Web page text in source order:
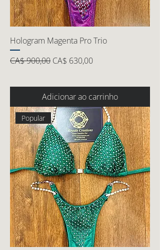
Hologram Magenta Pro Trio
Preço normal
CA$ 900,00 Preço promocional
CA$ 630,00
Adicionar ao carrinho
Popular